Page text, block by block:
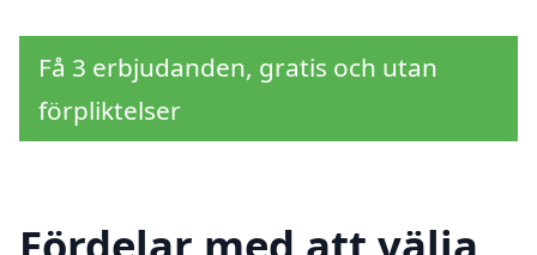
Få 3 erbjudanden, gratis och utan
förpliktelser